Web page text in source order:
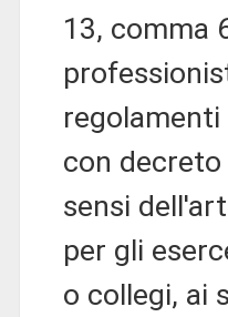
13, comma
con
sensi
per gli
o collegi, ai